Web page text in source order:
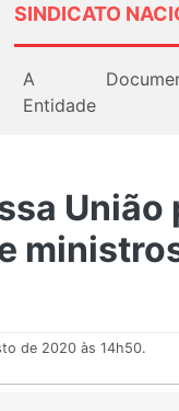
SINDICATO
A
Entidade
de 2020 às 14h50.